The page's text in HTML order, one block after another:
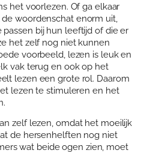
het voorlezen. Of ga elkaar
woordenschat enorm uit,
bij hun leeftijd of die er
het zelf nog niet kunnen
voorbeeld, lezen is leuk en
vak terug en ook op het
lezen een grote rol. Daarom
lezen te stimuleren en het
zelf lezen, omdat het moeilijk
de hersenhelften nog niet
wat beide ogen zien, moet